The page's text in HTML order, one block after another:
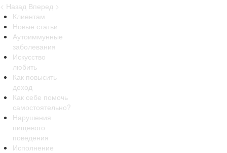
< Назад Вперед >
Клиентам
Новые статьи
Аутоиммунные
заболевания
Искусство
любить
Как повысить
доход
Как себе помочь
самостоятельно?
Нарушения
пищевого
поведения
Исполнение